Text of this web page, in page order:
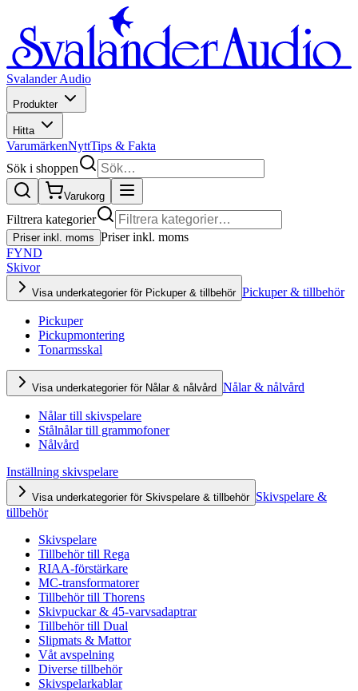
Svalander Audio
Produkter
Hitta
VarumärkenNyttTips & Fakta
Sök i shoppen
Varukorg
Filtrera kategorier
Priser inkl. moms Priser inkl. moms
FYND
Skivor
Visa underkategorier för Pickuper & tillbehör Pickuper & tillbehör
Pickuper
Pickupmontering
Tonarmsskal
Visa underkategorier för Nålar & nålvård Nålar & nålvård
Nålar till skivspelare
Stålnålar till grammofoner
Nålvård
Inställning skivspelare
Visa underkategorier för Skivspelare & tillbehör Skivspelare &
tillbehör
Skivspelare
Tillbehör till Rega
RIAA-förstärkare
MC-transformatorer
Tillbehör till Thorens
Skivpuckar & 45-varvsadaptrar
Tillbehör till Dual
Slipmats & Mattor
Våt avspelning
Diverse tillbehör
Skivspelarkablar